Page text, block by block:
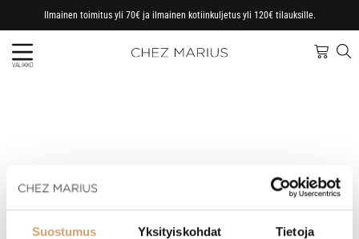
Suostumus Yksityiskohdat Tietoja
Ilmainen toimitus yli 70€ ja ilmainen kotiinkuljetus yli 120€ tilauksille.
VALIKKO